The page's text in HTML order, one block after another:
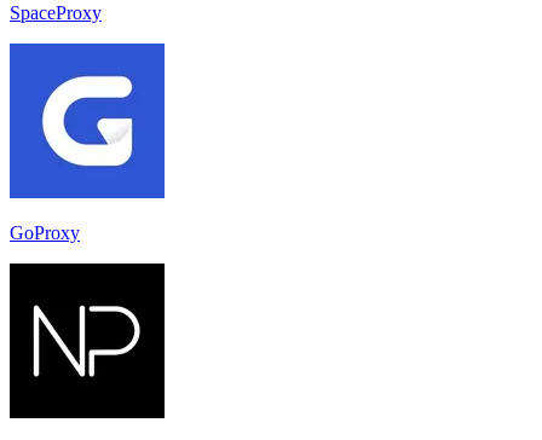
SpaceProxy
GoProxy